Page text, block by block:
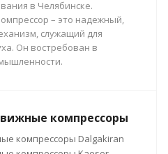
в Челябинске.
– это надежный,
служащий для
Он востребован в
компрессоры
компрессоры Dalgakiran